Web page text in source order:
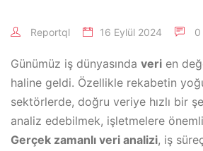
Reportql 16 Eylül 2024 0
Günümüz iş dünyasında veri en
haline geldi. Özellikle rekabetin
sektörlerde, doğru veriye hızlı bir
analiz edebilmek, işletmelere
Gerçek zamanlı veri analizi, iş